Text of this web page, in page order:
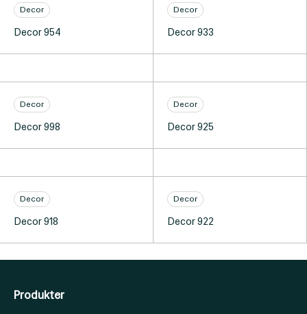
Decor
Decor 954
Decor
Decor 933
Decor
Decor 998
Decor
Decor 925
Decor
Decor 918
Decor
Decor 922
Produkter